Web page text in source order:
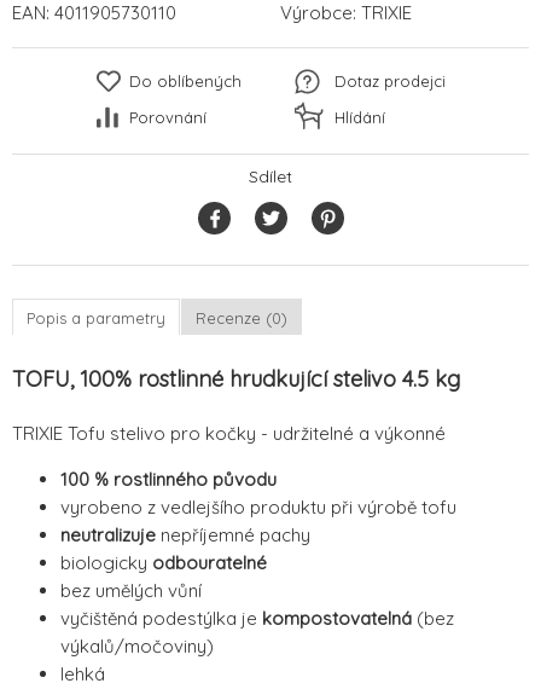
EAN: 4011905730110 Výrobce: TRIXIE
Do oblíbených
Porovnání
Dotaz prodejci
Hlídání
Sdílet
Popis a parametry Recenze (0)
TOFU, 100% rostlinné hrudkující stelivo 4.5 kg
TRIXIE Tofu stelivo pro kočky - udržitelné a výkonné
100 % rostlinného původu
vyrobeno z vedlejšího produktu při výrobě tofu
neutralizuje nepříjemné pachy
biologicky odbouratelné
bez umělých vůní
vyčištěná podestýlka je kompostovatelná (bez
výkalů/močoviny)
lehká